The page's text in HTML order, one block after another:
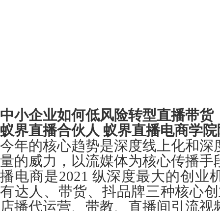
中小企业如何低风险转型直播带货
蚁界直播合伙人 蚁界直播电商学
今年的核心趋势是深度线上化和深
量的威力，以流媒体为核心传播手
播电商是2021 纵深度最大的创业
有达人、带货、抖品牌三种核心
店播代运营、带教、直播间引流